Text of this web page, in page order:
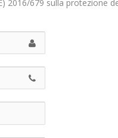
2016/679 sulla protezione